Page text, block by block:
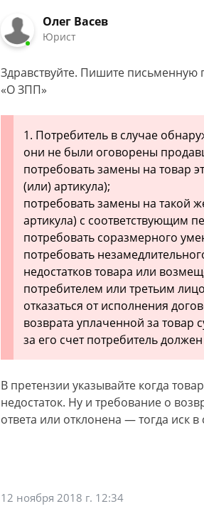
Олег Васев
Юрист
Здравствуйте. Пишите письменную
«О ЗПП»
1. Потребитель в случае
они не были оговорены
потребовать замены на товар
(или) артикула);
потребовать замены на такой
артикула) с соответствующим
потребовать соразмерного
потребовать
недостатков товара или
потребителем или третьим
отказаться от исполнения
возврата уплаченной за
за его счет потребитель
В претензии указывайте когда
недостаток. Ну и требование о
ответа или отклонена — тогда иск в
12 ноября 2018 г. 12:34